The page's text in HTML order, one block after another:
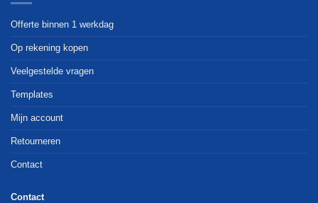
Offerte binnen 1 werkdag
Op rekening kopen
Veelgestelde vragen
Templates
Mijn account
Retourneren
Contact
Contact